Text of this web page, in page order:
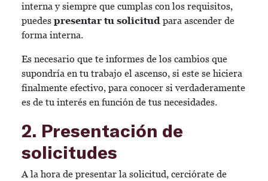
interna y siempre que cumplas con los requisitos,
puedes presentar tu solicitud para ascender de
forma interna.
Es necesario que te informes de los cambios que
supondría en tu trabajo el ascenso, si este se hiciera
finalmente efectivo, para conocer si verdaderamente
es de tu interés en función de tus necesidades.
2. Presentación de
solicitudes
A la hora de presentar la solicitud, cerciórate de